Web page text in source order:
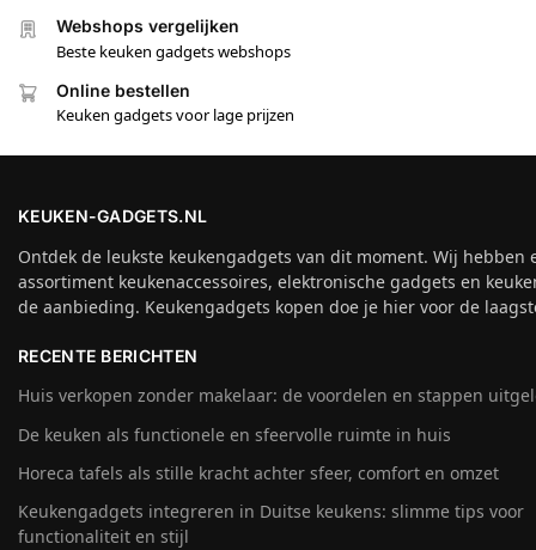
Webshops vergelijken
Beste keuken gadgets webshops
Online bestellen
Keuken gadgets voor lage prijzen
KEUKEN-GADGETS.NL
Ontdek de leukste keukengadgets van dit moment. Wij hebben
assortiment keukenaccessoires, elektronische gadgets en
de aanbieding. Keukengadgets kopen doe je hier voor de
RECENTE BERICHTEN
Huis verkopen zonder makelaar: de voordelen en stappen
De keuken als functionele en sfeervolle ruimte in huis
Horeca tafels als stille kracht achter sfeer, comfort en omzet
Keukengadgets integreren in Duitse keukens: slimme tips voor
functionaliteit en stijl